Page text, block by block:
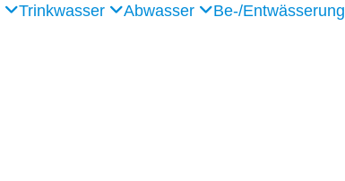
Trinkwasser Abwasser Be-/Entwässerung